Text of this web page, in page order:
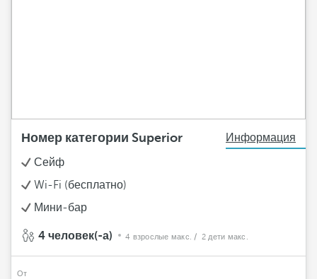
Номер категории Superior
Информация
Сейф
Wi-Fi (бесплатно)
Мини-бар
4 человек(-а) 4 взрослые макс. / 2 дети макс.
От